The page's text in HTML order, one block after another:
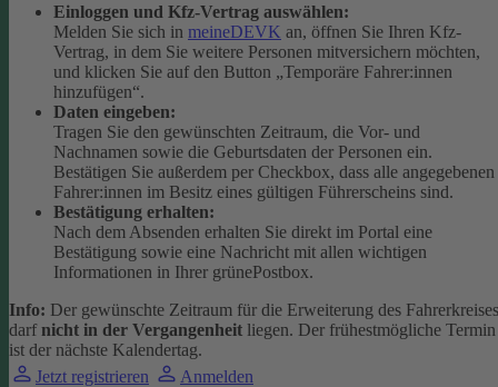
Einloggen und Kfz-Vertrag auswählen:
Melden Sie sich in meineDEVK an, öffnen Sie Ihren Kfz-
Vertrag, in dem Sie weitere Personen mitversichern möchten,
und klicken Sie auf den Button „Temporäre Fahrer:innen
hinzufügen“.
Daten eingeben:
Tragen Sie den gewünschten Zeitraum, die Vor- und
Nachnamen sowie die Geburtsdaten der Personen ein.
Bestätigen Sie außerdem per Checkbox, dass alle angegebenen
Fahrer:innen im Besitz eines gültigen Führerscheins sind.
Bestätigung erhalten:
Nach dem Absenden erhalten Sie direkt im Portal eine
Bestätigung sowie eine Nachricht mit allen wichtigen
Informationen in Ihrer grünePostbox.
Info: Der gewünschte Zeitraum für die Erweiterung des Fahrerkreises
darf nicht in der Vergangenheit liegen. Der frühestmögliche Termin
ist der nächste Kalendertag.
Jetzt registrieren
Anmelden